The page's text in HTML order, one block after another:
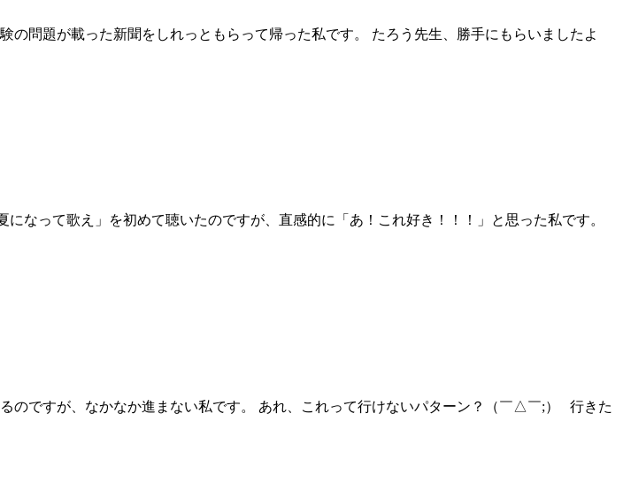
問題が載った新聞をしれっともらって帰った私です。 たろう先生、勝手にもらいましたよ
なって歌え」を初めて聴いたのですが、直感的に「あ！これ好き！！！」と思った私です。
ですが、なかなか進まない私です。 あれ、これって行けないパターン？（￣△￣;） 行きた